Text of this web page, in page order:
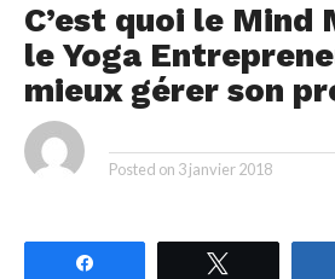
C’est quoi le Mind
le Yoga
mieux gérer son
Posted on 3 janvier 2018